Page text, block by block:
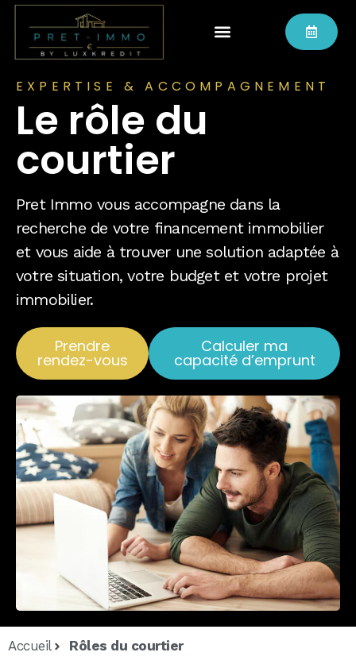
EXPERTISE & ACCOMPAGNEMENT
Le rôle du
courtier
Pret Immo vous accompagne dans la
recherche de votre financement immobilier
et vous aide à trouver une solution adaptée à
votre situation, votre budget et votre projet
immobilier.
Prendre
rendez-vous
Calculer ma
capacité d’emprunt
Accueil Rôles du courtier